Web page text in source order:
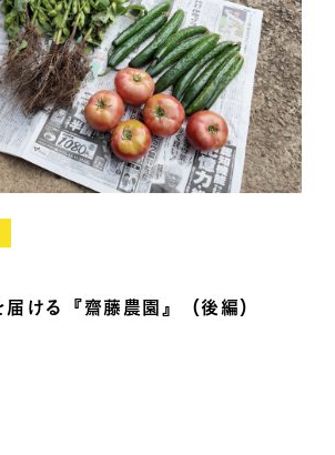
ける『齋藤農園』（後編）